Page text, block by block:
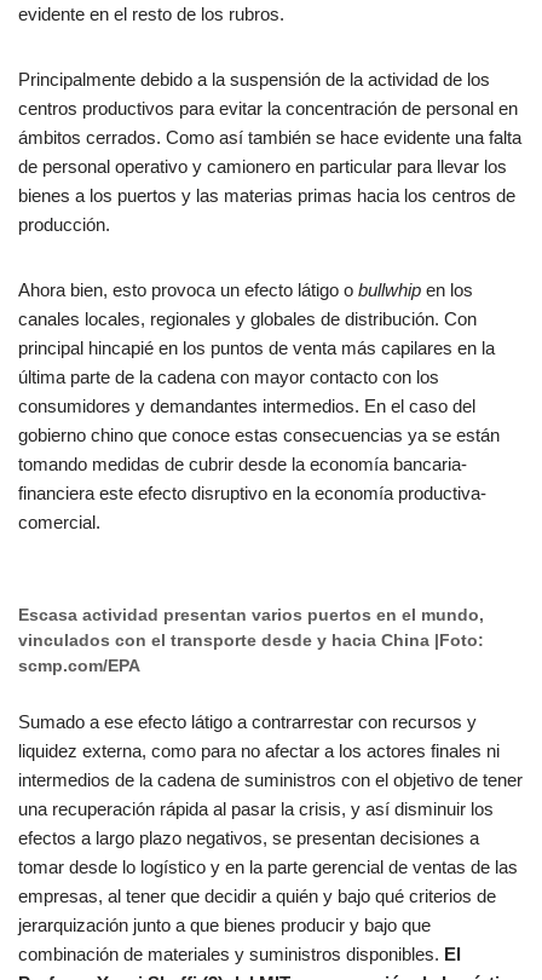
evidente en el resto de los rubros.
Principalmente debido a la suspensión de la actividad de los
centros productivos para evitar la concentración de personal en
ámbitos cerrados. Como así también se hace evidente una falta
de personal operativo y camionero en particular para llevar los
bienes a los puertos y las materias primas hacia los centros de
producción.
Ahora bien, esto provoca un efecto látigo o bullwhip en los
canales locales, regionales y globales de distribución. Con
principal hincapié en los puntos de venta más capilares en la
última parte de la cadena con mayor contacto con los
consumidores y demandantes intermedios. En el caso del
gobierno chino que conoce estas consecuencias ya se están
tomando medidas de cubrir desde la economía bancaria-
financiera este efecto disruptivo en la economía productiva-
comercial.
Escasa actividad presentan varios puertos en el mundo,
vinculados con el transporte desde y hacia China |Foto:
scmp.com/EPA
Sumado a ese efecto látigo a contrarrestar con recursos y
liquidez externa, como para no afectar a los actores finales ni
intermedios de la cadena de suministros con el objetivo de tener
una recuperación rápida al pasar la crisis, y así disminuir los
efectos a largo plazo negativos, se presentan decisiones a
tomar desde lo logístico y en la parte gerencial de ventas de las
empresas, al tener que decidir a quién y bajo qué criterios de
jerarquización junto a que bienes producir y bajo que
combinación de materiales y suministros disponibles. El